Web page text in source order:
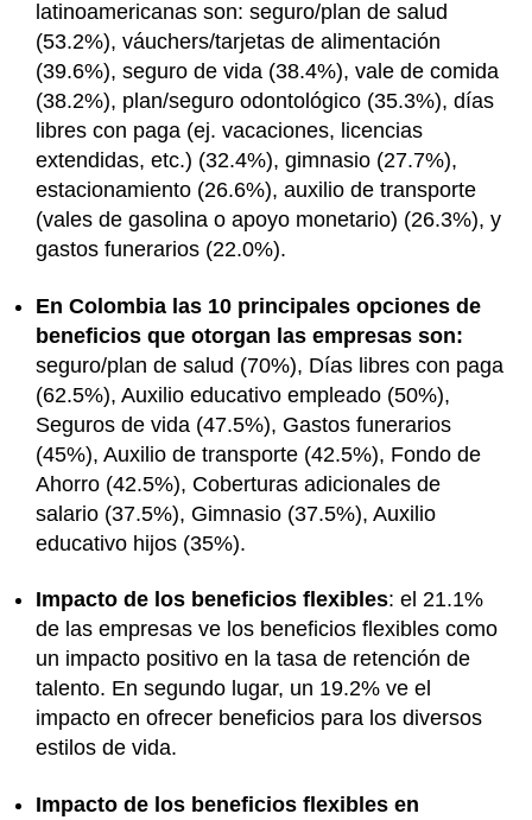
latinoamericanas son: seguro/plan de salud
(53.2%), váuchers/tarjetas de alimentación
(39.6%), seguro de vida (38.4%), vale de comida
(38.2%), plan/seguro odontológico (35.3%), días
libres con paga (ej. vacaciones, licencias
extendidas, etc.) (32.4%), gimnasio (27.7%),
estacionamiento (26.6%), auxilio de transporte
(vales de gasolina o apoyo monetario) (26.3%), y
gastos funerarios (22.0%).
En Colombia las 10 principales opciones de
beneficios que otorgan las empresas son:
seguro/plan de salud (70%), Días libres con paga
(62.5%), Auxilio educativo empleado (50%),
Seguros de vida (47.5%), Gastos funerarios
(45%), Auxilio de transporte (42.5%), Fondo de
Ahorro (42.5%), Coberturas adicionales de
salario (37.5%), Gimnasio (37.5%), Auxilio
educativo hijos (35%).
Impacto de los beneficios flexibles: el 21.1%
de las empresas ve los beneficios flexibles como
un impacto positivo en la tasa de retención de
talento. En segundo lugar, un 19.2% ve el
impacto en ofrecer beneficios para los diversos
estilos de vida.
Impacto de los beneficios flexibles en